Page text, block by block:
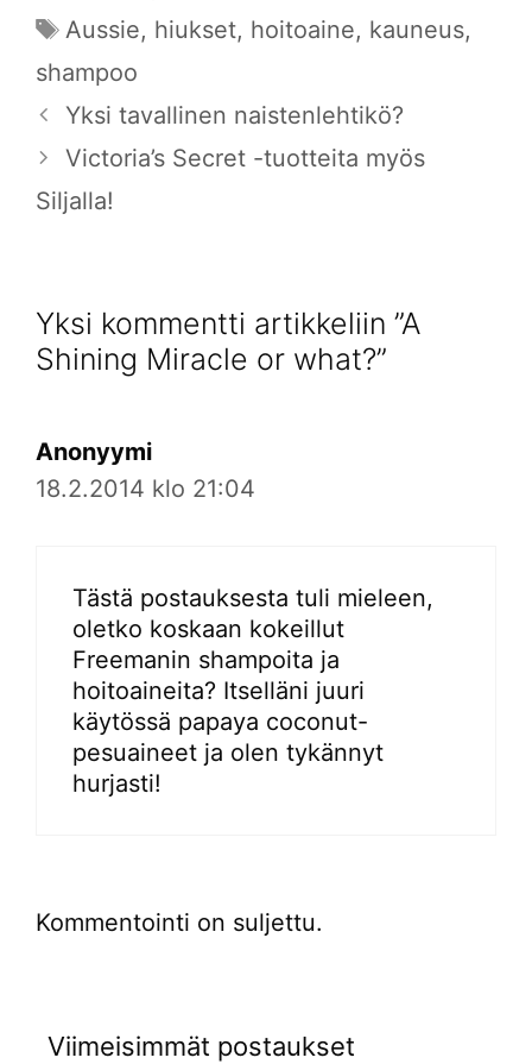
Avainsanat
Aussie, hiukset, hoitoaine, kauneus,
shampoo
Yksi tavallinen naistenlehtikö?
Victoria’s Secret -tuotteita myös
Siljalla!
Yksi kommentti artikkeliin ”A
Shining Miracle or what?”
Anonyymi
18.2.2014 klo 21:04
Tästä postauksesta tuli mieleen,
oletko koskaan kokeillut
Freemanin shampoita ja
hoitoaineita? Itselläni juuri
käytössä papaya coconut-
pesuaineet ja olen tykännyt
hurjasti!
Kommentointi on suljettu.
Viimeisimmät postaukset